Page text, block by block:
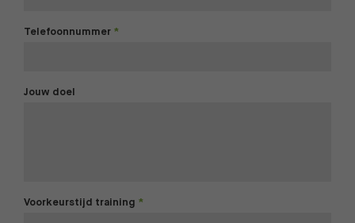
Telefoonnummer
Jouw doel
Voorkeurstijd training